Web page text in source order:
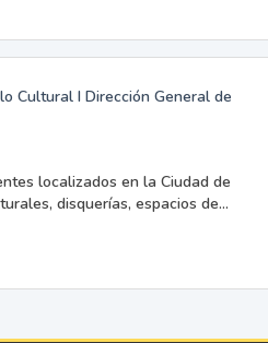
Cultural I Dirección General de
localizados en la Ciudad de
disquerías, espacios de...